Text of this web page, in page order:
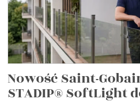
Nowość Saint-
STADIP® SoftLight